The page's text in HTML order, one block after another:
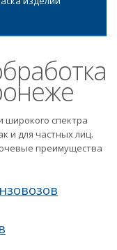
широкого спектра
и для частных лиц.
преимущества